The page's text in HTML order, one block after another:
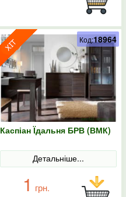
Каспіан Їдальня БРВ (ВМК)
Детальніше...
1 грн.
Код:18964